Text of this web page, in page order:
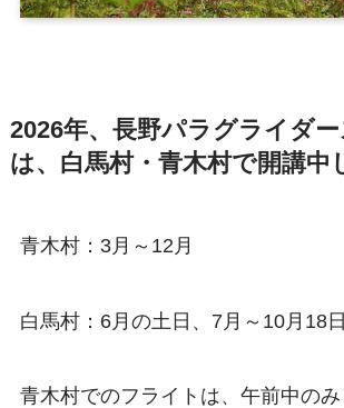
2026年、長野パラグライダ
は、白馬村・青木村で開講中
青木村：3月～12月
白馬村：6月の土日、7月～10月18日
青木村でのフライトは、午前中のみ